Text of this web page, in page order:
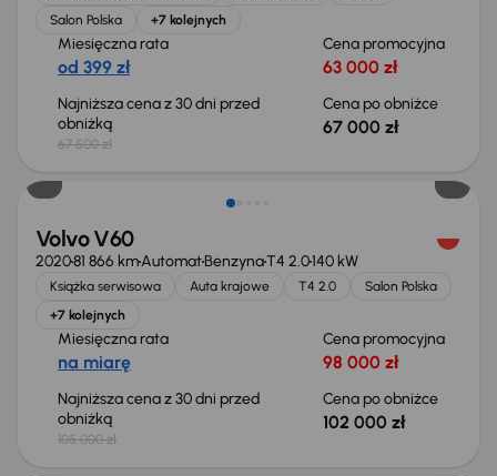
Salon Polska
+7 kolejnych
Miesięczna rata
od 399 zł
Cena promocyjna
63 000 zł
Najniższa cena z 30 dni przed
obniżką
67 500 zł
Cena po obniżce
67 000 zł
Taniej o 3 000 zł
Volvo V60
202081 866 kmAutomatBenzynaT4 2.0140 kW
Książka serwisowa Auta krajowe T4 2.0
Salon Polska
+7 kolejnych
Miesięczna rata
na miarę
Cena promocyjna
98 000 zł
Najniższa cena z 30 dni przed
obniżką
105 000 zł
Cena po obniżce
102 000 zł
Taniej o 1 000 zł